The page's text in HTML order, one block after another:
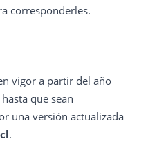
corresponderles.
vigor a partir del año
que sean
una versión actualizada
.